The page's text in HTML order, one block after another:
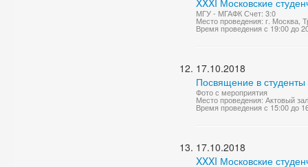
XXXI Московские
МГУ - МГАФК Счет: 3:0
Место проведения: г. Москва,
Время проведения с 19:00 до
17.10.2018
Посвящение в студенты
Фото с мероприятия
Место проведения: Актовый
Время проведения с 15:00 до
17.10.2018
XXXI Московские